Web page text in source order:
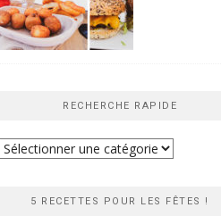
RECHERCHE RAPIDE
Recherche
5 RECETTES POUR LES FÊTES !